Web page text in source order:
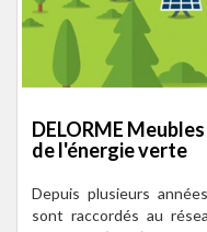
DELORME
de l'énergie verte
Depuis plusieurs
sont raccordés au